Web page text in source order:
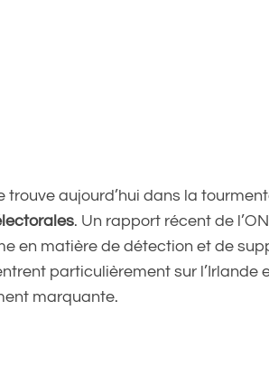
aujourd’hui dans la
. Un rapport récent de
en matière de détection et de
particulièrement sur l’Irlande
marquante.